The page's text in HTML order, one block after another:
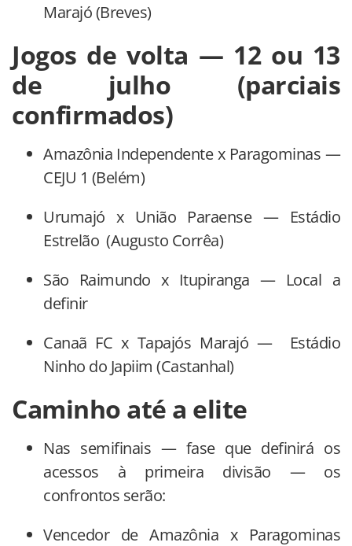
Marajó (Breves)
Jogos de volta — 12 ou 13
de julho (parciais
confirmados)
Amazônia Independente x Paragominas —
CEJU 1 (Belém)
Urumajó x União Paraense — Estádio
Estrelão (Augusto Corrêa)
São Raimundo x Itupiranga — Local a
definir
Canaã FC x Tapajós Marajó — Estádio
Ninho do Japiim (Castanhal)
Caminho até a elite
Nas semifinais — fase que definirá os
acessos à primeira divisão — os
confrontos serão:
Vencedor de Amazônia x Paragominas